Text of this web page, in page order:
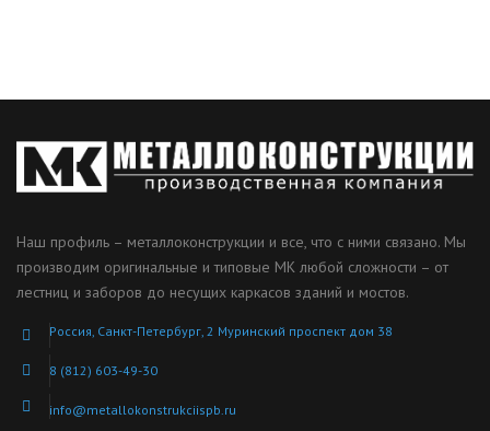
Наш профиль – металлоконструкции и все, что с ними связано. Мы
производим оригинальные и типовые МК любой сложности – от
лестниц и заборов до несущих каркасов зданий и мостов.
Россия, Санкт-Петербург, 2 Муринский проспект дом 38
8 (812) 603-49-30
info@metallokonstrukciispb.ru